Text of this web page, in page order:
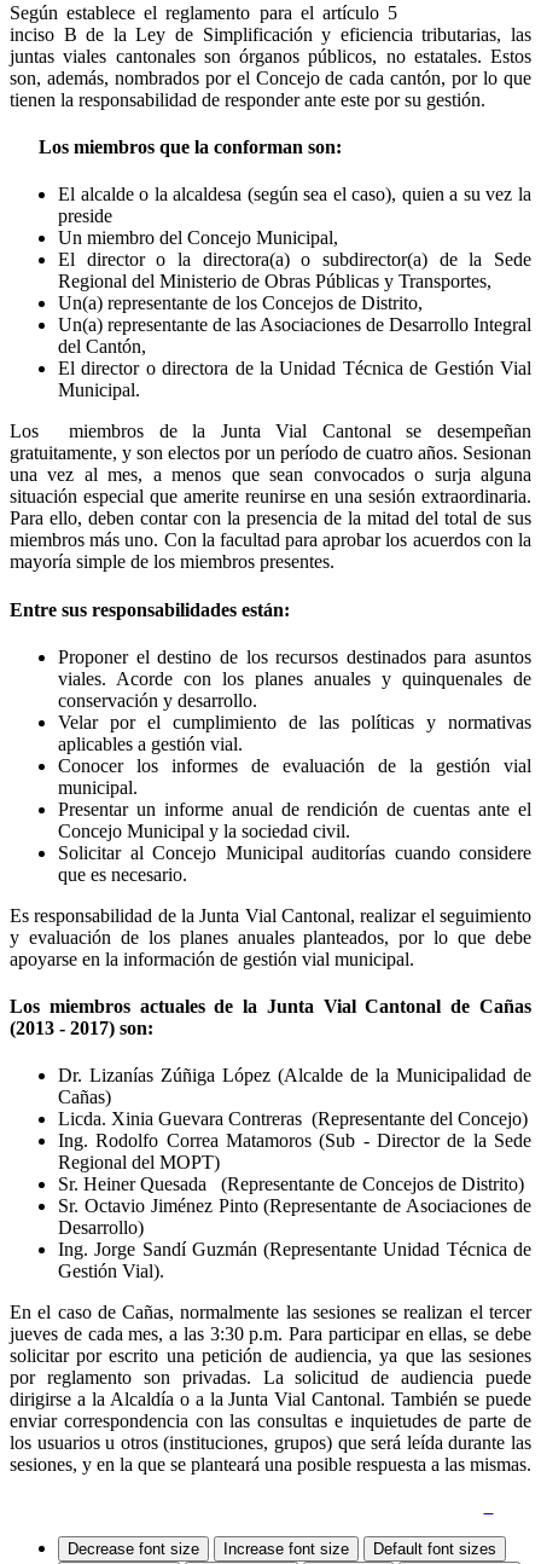
Según establece el reglamento para el artículo 5
inciso B de la Ley de Simplificación y eficiencia tributarias, las
juntas viales cantonales son órganos públicos, no estatales. Estos
son, además, nombrados por el Concejo de cada cantón, por lo que
tienen la responsabilidad de responder ante este por su gestión.
Los miembros que la conforman son:
El alcalde o la alcaldesa (según sea el caso), quien a su vez la
preside
Un miembro del Concejo Municipal,
El director o la directora(a) o subdirector(a) de la Sede
Regional del Ministerio de Obras Públicas y Transportes,
Un(a) representante de los Concejos de Distrito,
Un(a) representante de las Asociaciones de Desarrollo Integral
del Cantón,
El director o directora de la Unidad Técnica de Gestión Vial
Municipal.
Los miembros de la Junta Vial Cantonal se desempeñan
gratuitamente, y son electos por un período de cuatro años. Sesionan
una vez al mes, a menos que sean convocados o surja alguna
situación especial que amerite reunirse en una sesión extraordinaria.
Para ello, deben contar con la presencia de la mitad del total de sus
miembros más uno. Con la facultad para aprobar los acuerdos con la
mayoría simple de los miembros presentes.
Entre sus responsabilidades están:
Proponer el destino de los recursos destinados para asuntos
viales. Acorde con los planes anuales y quinquenales de
conservación y desarrollo.
Velar por el cumplimiento de las políticas y normativas
aplicables a gestión vial.
Conocer los informes de evaluación de la gestión vial
municipal.
Presentar un informe anual de rendición de cuentas ante el
Concejo Municipal y la sociedad civil.
Solicitar al Concejo Municipal auditorías cuando considere
que es necesario.
Es responsabilidad de la Junta Vial Cantonal, realizar el seguimiento
y evaluación de los planes anuales planteados, por lo que debe
apoyarse en la información de gestión vial municipal.
Los miembros actuales de la Junta Vial Cantonal de Cañas
(2013 - 2017) son:
Dr. Lizanías Zúñiga López (Alcalde de la Municipalidad de
Cañas)
Licda. Xinia Guevara Contreras (Representante del Concejo)
Ing. Rodolfo Correa Matamoros (Sub - Director de la Sede
Regional del MOPT)
Sr. Heiner Quesada (Representante de Concejos de Distrito)
Sr. Octavio Jiménez Pinto (Representante de Asociaciones de
Desarrollo)
Ing. Jorge Sandí Guzmán (Representante Unidad Técnica de
Gestión Vial).
En el caso de Cañas, normalmente las sesiones se realizan el tercer
jueves de cada mes, a las 3:30 p.m. Para participar en ellas, se debe
solicitar por escrito una petición de audiencia, ya que las sesiones
por reglamento son privadas. La solicitud de audiencia puede
dirigirse a la Alcaldía o a la Junta Vial Cantonal. También se puede
enviar correspondencia con las consultas e inquietudes de parte de
los usuarios u otros (instituciones, grupos) que será leída durante las
sesiones, y en la que se planteará una posible respuesta a las mismas.
Decrease font size Increase font size Default font sizes